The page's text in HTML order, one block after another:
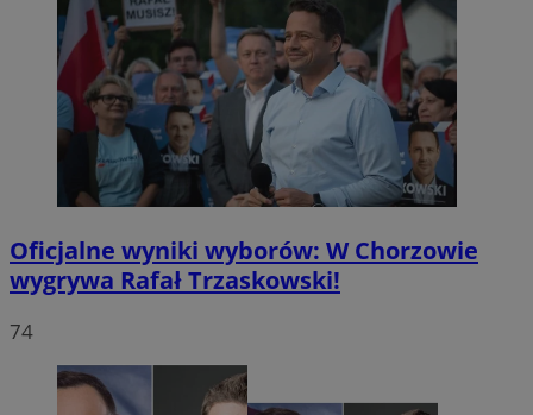
Oficjalne wyniki wyborów: W Chorzowie
wygrywa Rafał Trzaskowski!
74